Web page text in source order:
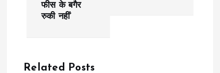
a
फीस के बगैर
रुकी नहीं’
Related Posts